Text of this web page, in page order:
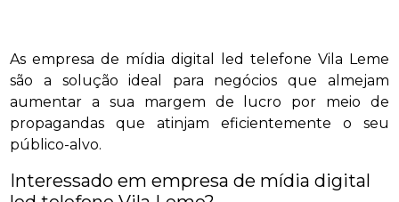
As empresa de mídia digital led telefone Vila Leme
são a solução ideal para negócios que almejam
aumentar a sua margem de lucro por meio de
propagandas que atinjam eficientemente o seu
público-alvo.
Interessado em empresa de mídia digital